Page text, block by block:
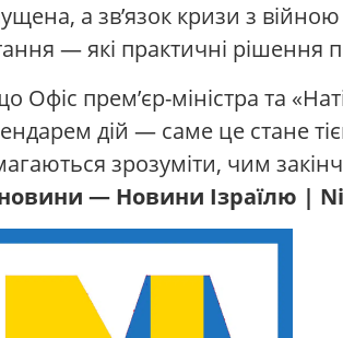
а зв’язок кризи з
— які практичні рішення
Офіс прем’єр-міністра та
дій — саме це стане
зрозуміти, чим
— Новини Ізраїлю |